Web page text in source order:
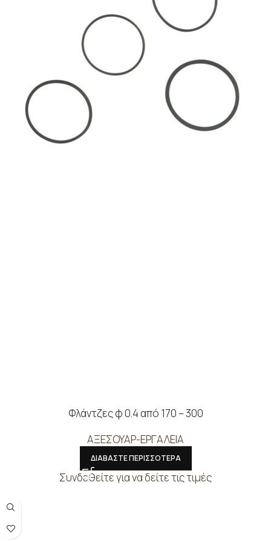
Φλάντζες φ 0.4 από 170 – 300
ΑΞΕΣΟΥΑΡ-ΕΡΓΑΛΕΙΑ
ΔΙΑΒΑΣΤΕ ΠΕΡΙΣΣΟΤΕΡΑ
Συνδεθείτε για να δείτε τις τιμές